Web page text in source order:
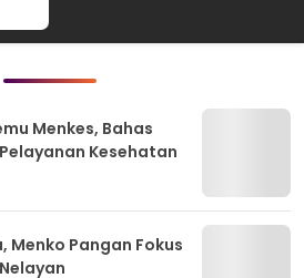
Menkes, Bahas
Kesehatan
Menko Pangan Fokus